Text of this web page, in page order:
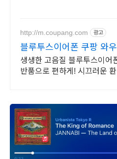
http://m.coupang.com 광고
블루투스이어폰 쿠팡 와
생생한 고음질 블루투스이어
반품으로 편하게! 시끄러운